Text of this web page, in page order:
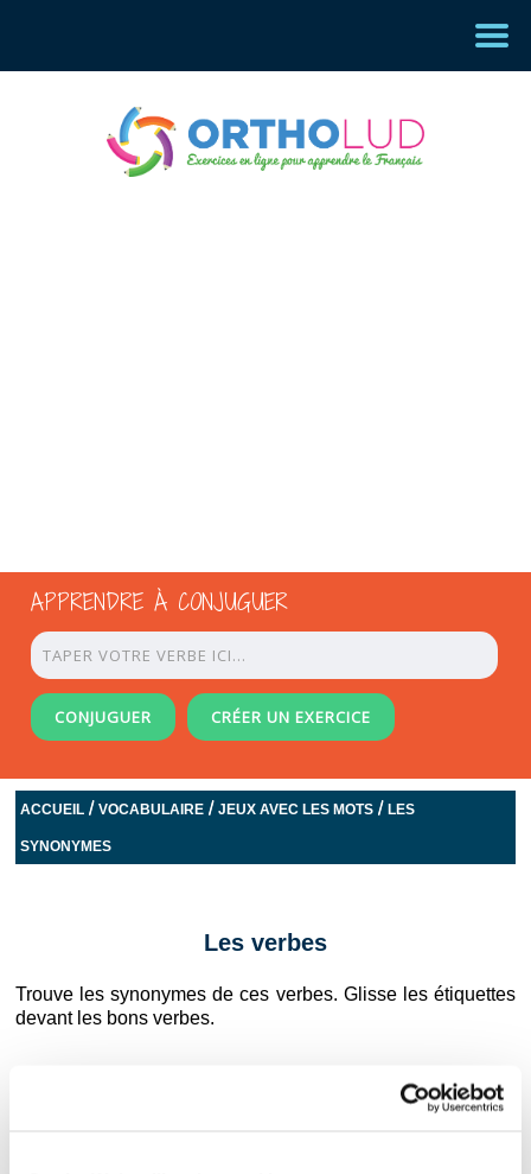
APPRENDRE À CONJUGUER
CONJUGUER CRÉER UN EXERCICE
ACCUEIL /VOCABULAIRE /JEUX AVEC LES MOTS /LES
SYNONYMES
Les verbes
Trouve les synonymes de ces verbes. Glisse les étiquettes
devant les bons verbes.
6